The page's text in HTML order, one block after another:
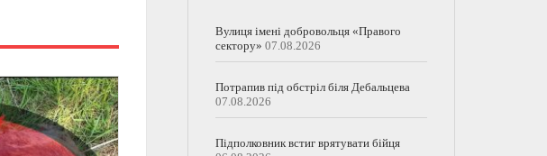
Вулиця імені добровольця «Правого
сектору» 07.08.2026
Потрапив під обстріл біля Дебальцева
07.08.2026
Підполковник встиг врятувати бійця